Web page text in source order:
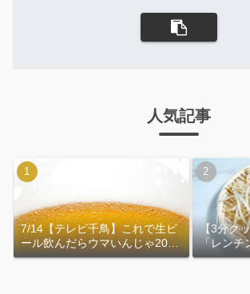
人気記事
7/14【テレビ千鳥】これで生ビ
ール飲んだらウマいんじゃ2026
｜おおよその作り方
【3分ク
「レンチ
れ」作り